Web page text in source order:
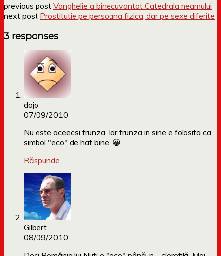
previous post Vanghelie a binecuvantat Catedrala neamului
next post Prostitutie pe persoana fizica, dar pe sexe diferite
3 responses
dojo
07/09/2010
Nu este aceeasi frunza. Iar frunza in sine e folosita ca
simbol "eco" de hat bine. 😀
Răspunde
Gilbert
08/09/2010